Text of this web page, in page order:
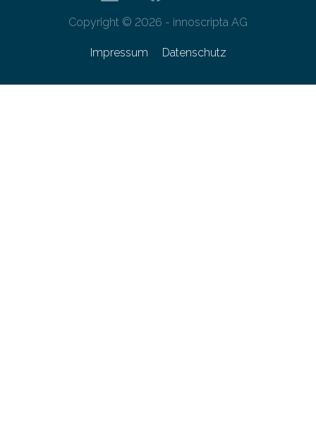
Copyright © 2026 - innoscripta AG
Impressum Datenschutz